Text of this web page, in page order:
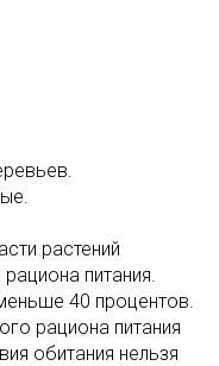
растений
питания.
40 процентов.
рациона питания
обитания нельзя